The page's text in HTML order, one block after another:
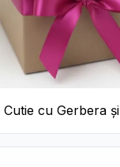
cu Gerbera și